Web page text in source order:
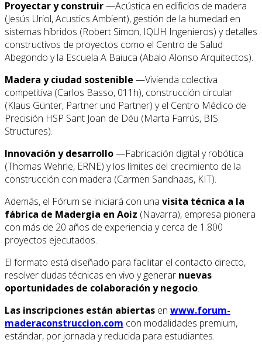
Proyectar y construir—Acústica en edificios de madera
(Jesús Uriol, Acustics Ambient), gestión de la humedad en
sistemas híbridos (Robert Simon, IQUH Ingenieros) y detalles
constructivos de proyectos como el Centro de Salud
Abegondo y la Escuela A Baiuca (Abalo Alonso Arquitectos).
Madera y ciudad sostenible —Vivienda colectiva
competitiva (Carlos Basso, 011h), construcción circular
(Klaus Günter, Partner und Partner) y el Centro Médico de
Precisión HSP Sant Joan de Déu (Marta Farrús, BIS
Structures).
Innovación y desarrollo—Fabricación digital y robótica
(Thomas Wehrle, ERNE) y los límites del crecimiento de la
construcción con madera (Carmen Sandhaas, KIT).
Además, el Fórum se iniciará con una visita técnica a la
fábrica de Madergia en Aoiz (Navarra), empresa pionera
con más de 20 años de experiencia y cerca de 1.800
proyectos ejecutados.
El formato está diseñado para facilitar el contacto directo,
resolver dudas técnicas en vivo y generar nuevas
oportunidades de colaboración y negocio.
Las inscripciones están abiertas en www.forum-
maderaconstruccion.com con modalidades premium,
estándar, por jornada y reducida para estudiantes.